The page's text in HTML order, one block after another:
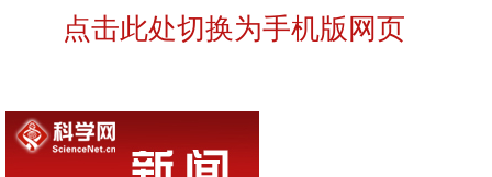
点击此处切换为手机版网页